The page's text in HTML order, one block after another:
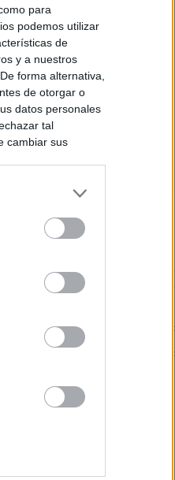
para
podemos utilizar
de
y a nuestros
forma alternativa,
de otorgar o
datos personales
tal
cambiar sus
Kiosko.netes la puerta de entrada a
Navega por las portadas de los
SÍGUENOS